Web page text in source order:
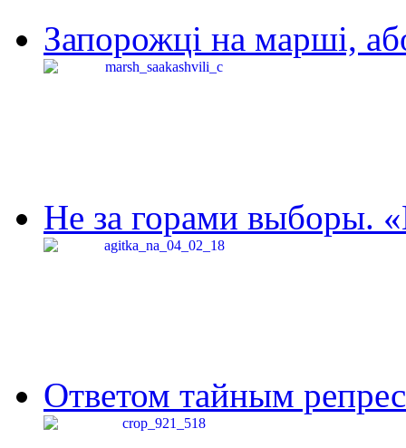
Запорожці на марші,
Не за горами выборы.
Ответом тайным